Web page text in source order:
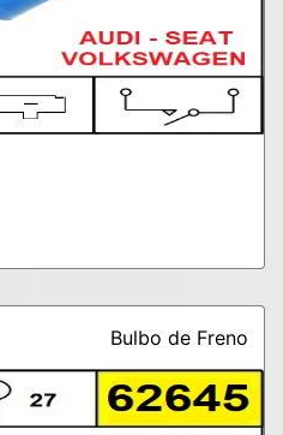
Bulbo de Freno